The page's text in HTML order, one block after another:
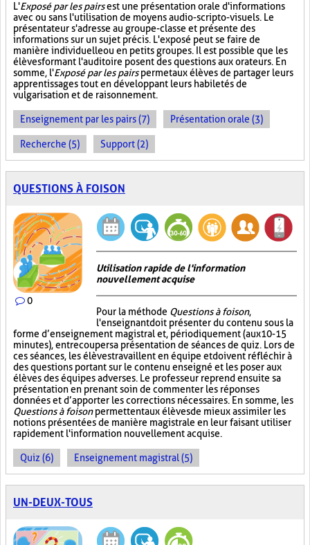
L'Exposé par les pairsest une présentation orale d'informations
avec ou sans l'utilisation de moyens audio-scripto-visuels. Le
présentateur s'adresse au groupe-classe et présente des
informations sur un sujet précis. L'exposé peut se faire de
manière individuelle ou en petits groupes. Il est possible que les
élèves formant l'auditoire posent des questions aux orateurs. En
somme, l'Exposé par les pairspermet aux élèves de partager leurs
apprentissages tout en développant leurs habiletés de
vulgarisation et de raisonnement.
Enseignement par les pairs (7) Présentation orale (3)
Recherche (5) Support (2)
QUESTIONS À FOISON
0
Utilisation rapide de l'information
nouvellement acquise
Pour la méthode Questions à foison,
l'enseignant doit présenter du contenu sous la
forme d’enseignement magistral et, périodiquement (aux 10-15
minutes), entrecouper sa présentation de séances de quiz. Lors de
ces séances, les élèves travaillent en équipe et doivent réfléchir à
des questions portant sur le contenu enseigné et les poser aux
élèves des équipes adverses. Le professeur reprend ensuite sa
présentation en prenant soin de commenter les réponses
données et d’apporter les corrections nécessaires. En somme, les
Questions à foisonpermettent aux élèves de mieux assimiler les
notions présentées de manière magistrale en leur faisant utiliser
rapidement l'information nouvellement acquise.
Quiz (6) Enseignement magistral (5)
UN-DEUX-TOUS